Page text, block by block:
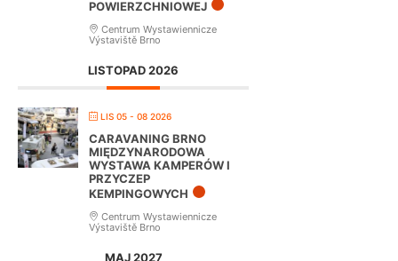
POWIERZCHNIOWEJ
Centrum Wystawiennicze
Výstaviště Brno
LISTOPAD 2026
LIS 05 - 08 2026
CARAVANING BRNO
MIĘDZYNARODOWA
WYSTAWA KAMPERÓW I
PRZYCZEP
KEMPINGOWYCH
Centrum Wystawiennicze
Výstaviště Brno
MAJ 2027